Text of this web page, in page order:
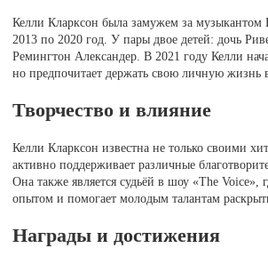
Келли Кларксон была замужем за музыкантом
2013 по 2020 год. У пары двое детей: дочь
Ремингтон Александер. В 2021 году Келли
но предпочитает держать свою личную жизнь
Творчество и влияние
Келли Кларксон известна не только своими
активно поддерживает различные
Она также является судьёй в шоу «The Voice»,
опытом и помогает молодым талантам
Награды и достижения